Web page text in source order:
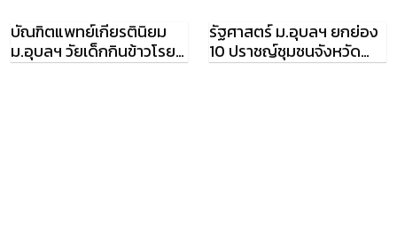
บัณฑิตแพทย์เกียรตินิยม
ม.อุบลฯ วัยเด็กกินข้าวโรย
เกลือ เดินเท้า 5 กม.ไปเรียน
รัฐศาสตร์ ม.อุบลฯ ยกย่อง
10 ปราชญ์ชุมชนจังหวัด
อุบลราชธานี